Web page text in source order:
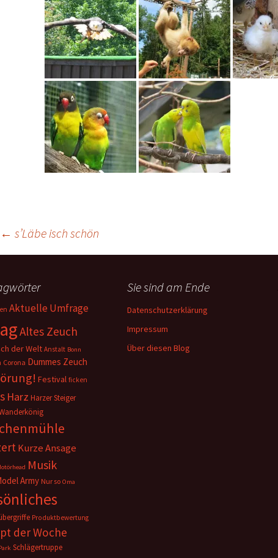
← s’Läbe isch schön
Aktuelle Umfrage
Altes Zeuch
der Welt Anstalt Bonn
Corona Dummes Zeuch
Festival ficken
Harz Harzer Steiger
Kurze Ansage
Musik
Army Nur so Oma
Produktbewertung
der Woche
Schlägertruppe
Sie sind am Ende
Datenschutzerklärung
Impressum
Über diesen Blog